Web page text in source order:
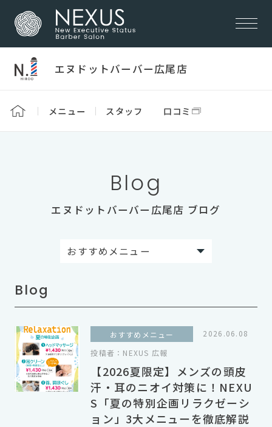
Blog
エヌドットバーバー広尾店 ブログ
Blog
おすすめメニュー
2026.06.08
投稿者： NEXUS 広報
【2026夏限定】メンズの頭皮
汗・耳のニオイ対策に！NEXU
S「夏の特別企画リラクゼーシ
ョン」3大メニューを徹底解説
エヌドットバーバー広尾店
メニュー スタッフ 口コミ